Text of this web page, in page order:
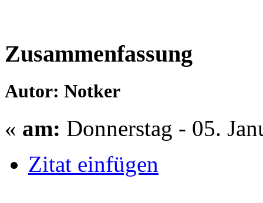
Zusammenfassung
Autor: Notker
« am: Donnerstag - 05.
Zitat einfügen